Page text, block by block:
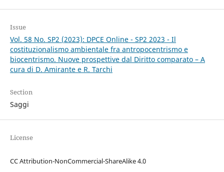
Issue
Vol. 58 No. SP2 (2023): DPCE Online - SP2 2023 - Il
costituzionalismo ambientale fra antropocentrismo e
biocentrismo. Nuove prospettive dal Diritto comparato – A
cura di D. Amirante e R. Tarchi
Section
Saggi
License
CC Attribution-NonCommercial-ShareAlike 4.0